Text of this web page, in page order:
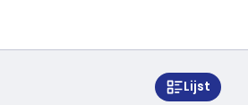
Lijst